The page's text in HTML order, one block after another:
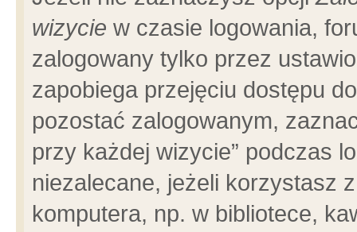
wizycie w czasie logowania,
zalogowany tylko przez
zapobiega przejęciu dostępu
pozostać zalogowanym,
przy każdej wizycie” podczas
niezalecane, jeżeli korzystasz
komputera, np. w bibliotece,